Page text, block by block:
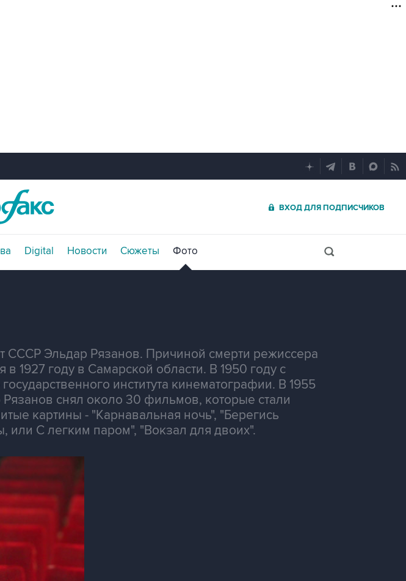
ВХОД ДЛЯ ПОДПИСЧИКОВ
Digital Новости Сюжеты Фото
СССР Эльдар Рязанов. Причиной смерти режиссера
в 1927 году в Самарской области. В 1950 году с
института кинематографии. В 1955
снял около 30 фильмов, которые стали
картины - "Карнавальная ночь", "Берегись
или С легким паром", "Вокзал для двоих".